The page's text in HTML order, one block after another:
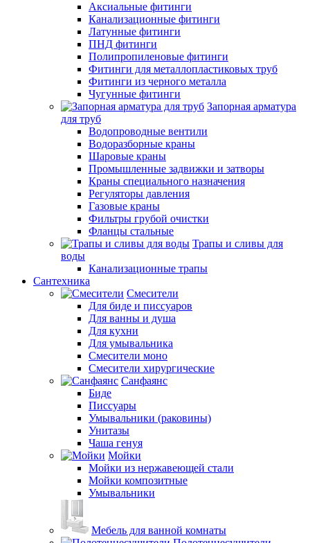
Аксиальные фитинги
Канализационные фитинги
Латунные фитинги
ПНД фитинги
Полипропиленовые фитинги
Фитинги для металлопластиковых труб
Фитинги из черного металла
Чугунные фитинги
Запорная арматура
для труб
Водопроводные вентили
Водоразборные краны
Шаровые краны
Промышленные задвижки и затворы
Краны специального назначения
Регуляторы давления
Газовые краны
Фильтры грубой очистки
Фланцы стальные
Трапы и сливы для
воды
Канализационные трапы
Сантехника
Смесители
Для биде и писсуаров
Для ванны и душа
Для кухни
Для умывальника
Смесители моно
Смесители хирургические
Санфаянс
Биде
Писсуары
Умывальники (раковины)
Унитазы
Чаша генуя
Мойки
Мойки из нержавеющей стали
Мойки композитные
Умывальники
Мебель для ванной комнаты